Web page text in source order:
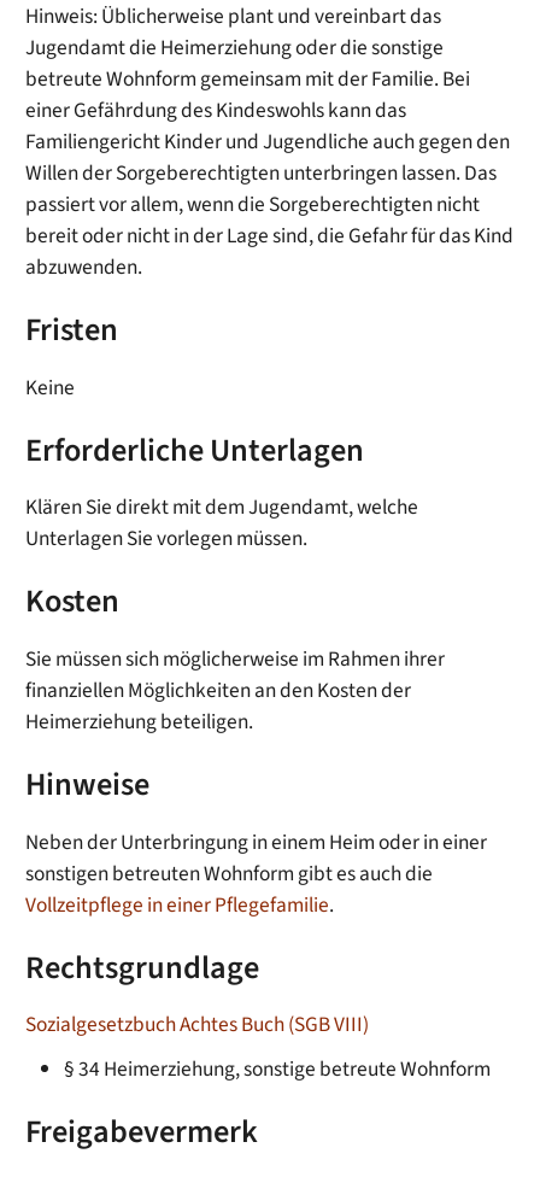
Hinweis: Üblicherweise plant und vereinbart das
Jugendamt die Heimerziehung oder die sonstige
betreute Wohnform gemeinsam mit der Familie. Bei
einer Gefährdung des Kindeswohls kann das
Familiengericht Kinder und Jugendliche auch gegen den
Willen der Sorgeberechtigten unterbringen lassen. Das
passiert vor allem, wenn die Sorgeberechtigten nicht
bereit oder nicht in der Lage sind, die Gefahr für das Kind
abzuwenden.
Fristen
Keine
Erforderliche Unterlagen
Klären Sie direkt mit dem Jugendamt, welche
Unterlagen Sie vorlegen müssen.
Kosten
Sie müssen sich möglicherweise im Rahmen ihrer
finanziellen Möglichkeiten an den Kosten der
Heimerziehung beteiligen.
Hinweise
Neben der Unterbringung in einem Heim oder in einer
sonstigen betreuten Wohnform gibt es auch die
Vollzeitpflege in einer Pflegefamilie.
Rechtsgrundlage
Sozialgesetzbuch Achtes Buch (SGB VIII)
§ 34 Heimerziehung, sonstige betreute Wohnform
Freigabevermerk